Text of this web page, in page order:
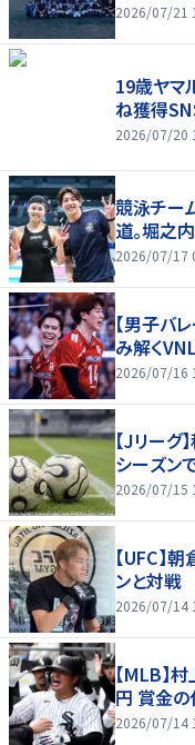
2026/07/21
19歳ヤマ
ね獲得
2026/07/20
競泳チー
道。堀之
2026/07/17
【男子バ
み解く
2026/07/16
【Jリー
シーズン
2026/07/15
【UFC】
ンと対戦
2026/07/14
【MLB】
円 賞金
2026/07/14